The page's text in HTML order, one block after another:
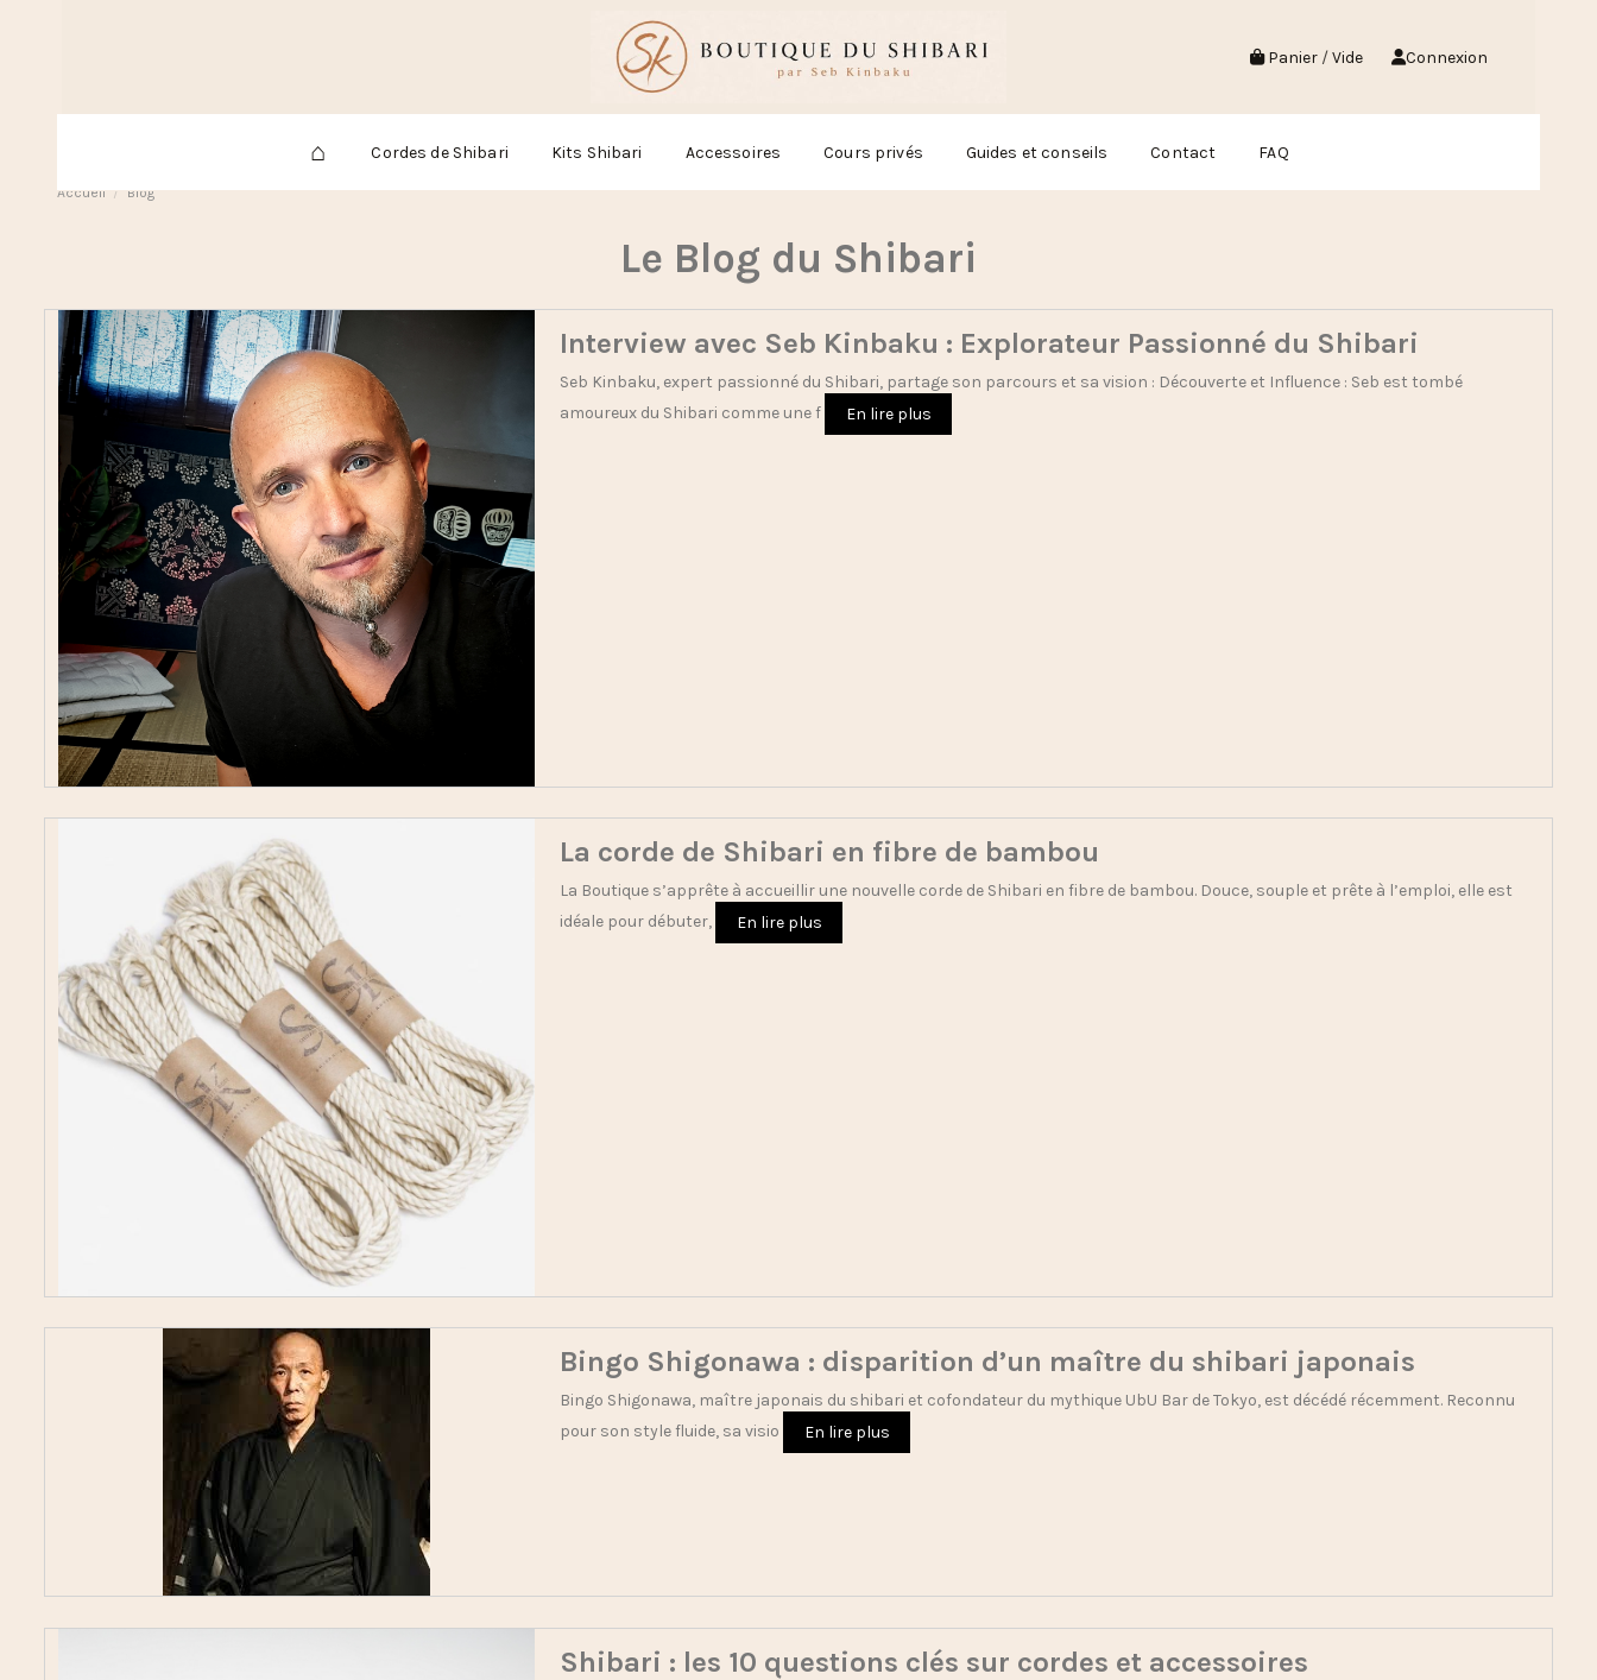
Panier /Vide Connexion
⌂ Cordes de Shibari Kits Shibari Accessoires Cours privés Guides et conseils Contact FAQ
Accueil Blog
Le Blog du Shibari
Interview avec Seb Kinbaku : Explorateur Passionné du Shibari
Seb Kinbaku, expert passionné du Shibari, partage son parcours et sa vision : Découverte et Influence : Seb est tombé
amoureux du Shibari comme une f
En lire plus
La corde de Shibari en fibre de bambou
La Boutique s’apprête à accueillir une nouvelle corde de Shibari en fibre de bambou. Douce, souple et prête à l’emploi, elle est
idéale pour débuter,
En lire plus
Bingo Shigonawa : disparition d’un maître du shibari japonais
Bingo Shigonawa, maître japonais du shibari et cofondateur du mythique UbU Bar de Tokyo, est décédé récemment. Reconnu
pour son style fluide, sa visio
En lire plus
Shibari : les 10 questions clés sur cordes et accessoires